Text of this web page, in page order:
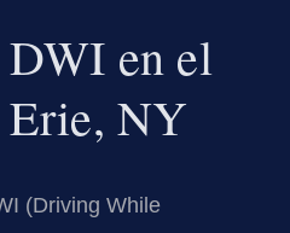
en el
Erie, NY
(Driving While